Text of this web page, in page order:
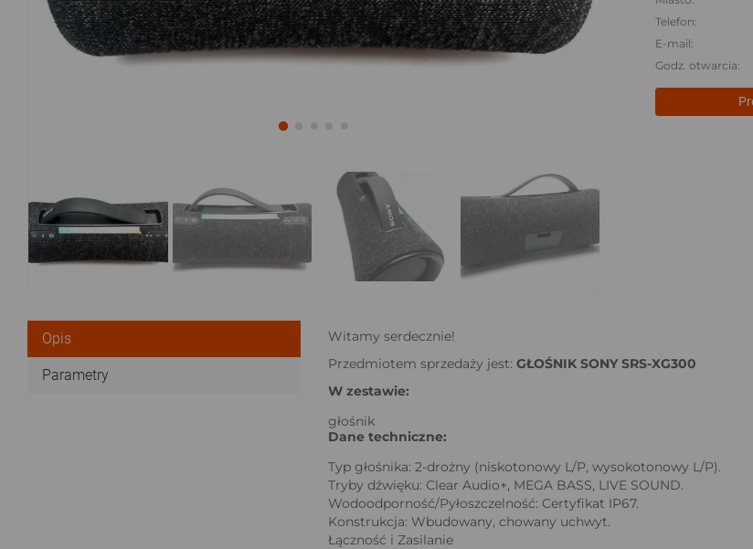
Telefon:
E-mail:
Godz. otwarcia:
Opis
Parametry
Witamy serdecznie!
Przedmiotem sprzedaży jest: GŁOŚNIK SONY SRS-XG300
W zestawie:
głośnik
Dane techniczne:
Typ głośnika: 2-drożny (niskotonowy L/P, wysokotonowy L/P).
Tryby dźwięku: Clear Audio+, MEGA BASS, LIVE SOUND.
Wodoodporność/Pyłoszczelność: Certyfikat IP67.
Konstrukcja: Wbudowany, chowany uchwyt.
Łączność i Zasilanie